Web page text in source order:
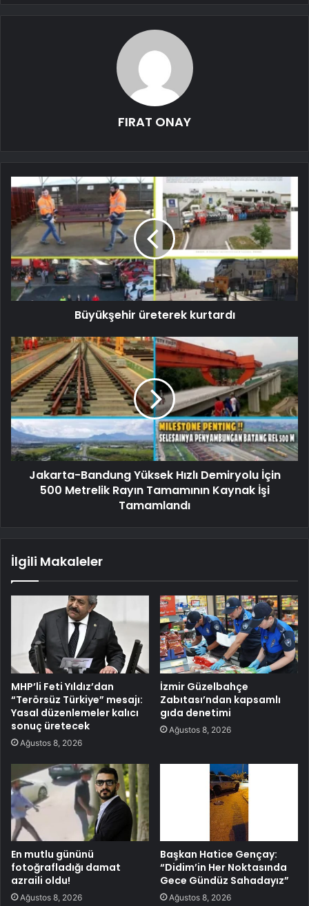
FIRAT ONAY
Büyükşehir üreterek kurtardı
Jakarta-Bandung Yüksek Hızlı Demiryolu İçin
500 Metrelik Rayın Tamamının Kaynak İşi
Tamamlandı
İlgili Makaleler
MHP’li Feti Yıldız’dan
“Terörsüz Türkiye” mesajı:
Yasal düzenlemeler kalıcı
sonuç üretecek
Ağustos 8, 2026
İzmir Güzelbahçe
Zabıtası’ndan kapsamlı
gıda denetimi
Ağustos 8, 2026
En mutlu gününü
fotoğrafladığı damat
azraili oldu!
Ağustos 8, 2026
Başkan Hatice Gençay:
“Didim’in Her Noktasında
Gece Gündüz Sahadayız”
Ağustos 8, 2026